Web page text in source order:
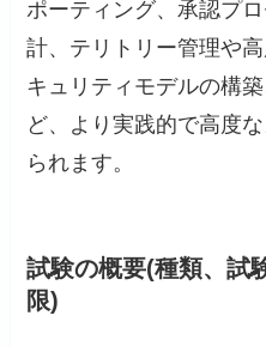
ポーティング、承認プ
計、テリトリー管理や
キュリティモデルの構
ど、より実践的で高度
られます。
試験の概要(種類、試
限)